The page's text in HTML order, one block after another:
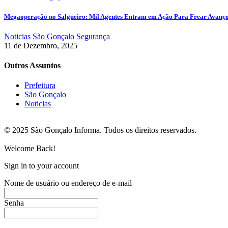
Megaoperação no Salgueiro: Mil Agentes Entram em Ação Para Frear
Noticias São Gonçalo Segurança
11 de Dezembro, 2025
Outros Assuntos
Prefeitura
São Gonçalo
Noticias
© 2025 São Gonçalo Informa. Todos os direitos reservados.
Welcome Back!
Sign in to your account
Nome de usuário ou endereço de e-mail
Senha